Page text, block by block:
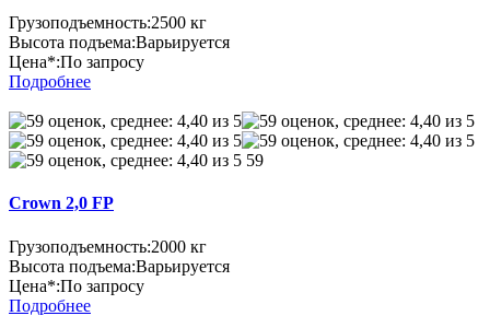
Грузоподъемность:2500 кг
Высота подъема:Варьируется
Цена*:По запросу
Подробнее
59
Crown 2,0 FP
Грузоподъемность:2000 кг
Высота подъема:Варьируется
Цена*:По запросу
Подробнее